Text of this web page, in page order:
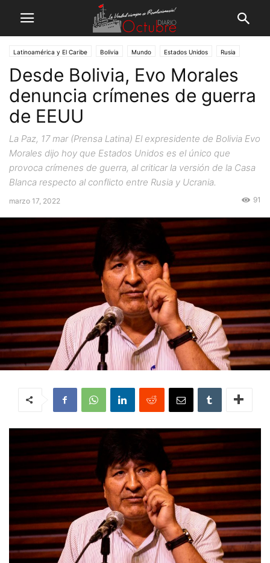
Latinoamérica y El Caribe Bolivia Mundo Estados Unidos Rusia
Desde Bolivia, Evo Morales
denuncia crímenes de guerra
de EEUU
La Paz, 17 mar (Prensa Latina) El expresidente de Bolivia Evo
Morales dijo hoy que Estados Unidos es el único que
provoca crímenes de guerra, al criticar la versión de la Casa
Blanca respecto al conflicto entre Rusia y Ucrania.
marzo 17, 2022 91